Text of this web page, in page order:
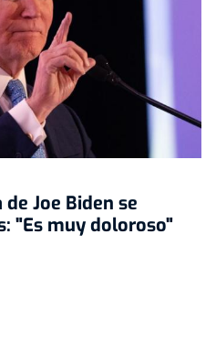
Joe Biden se
"Es muy doloroso"